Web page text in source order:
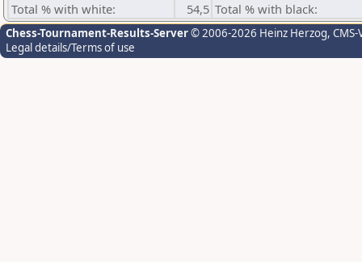
Total % with white:
54,5 Total % with black:
Chess-Tournament-Results-Server© 2006-2026 Heinz Herzog,
Legal details/Terms of use